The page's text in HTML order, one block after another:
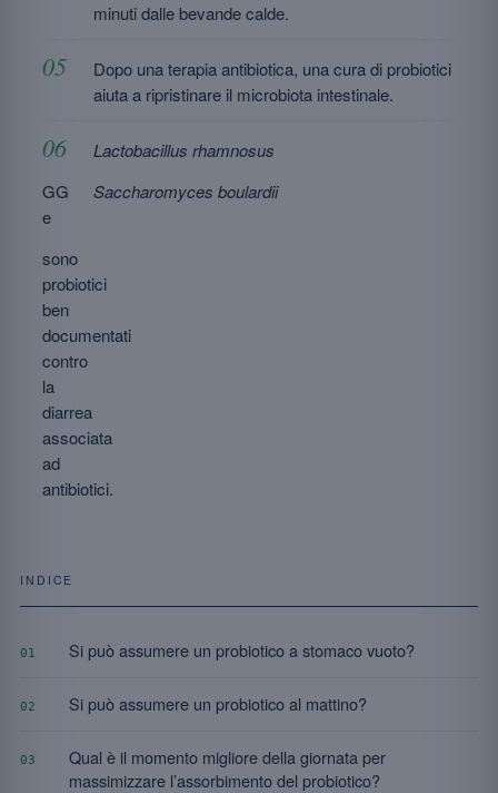
minuti dalle bevande calde.
Dopo una terapia antibiotica, una cura di probiotici
aiuta a ripristinare il microbiota intestinale.
Lactobacillus rhamnosus
GG
e
Saccharomyces boulardii
sono
probiotici
ben
documentati
contro
la
diarrea
associata
ad
antibiotici.
INDICE
01 Si può assumere un probiotico a stomaco vuoto?
02 Si può assumere un probiotico al mattino?
03
Qual è il momento migliore della giornata per
massimizzare l’assorbimento del probiotico?